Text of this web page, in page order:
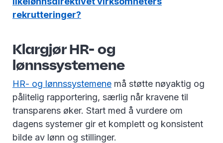
rekrutteringer?
Klargjør HR- og
lønnssystemene
HR- og lønnssystemene må støtte nøyaktig og
pålitelig rapportering, særlig når kravene til
transparens øker. Start med å vurdere om
dagens systemer gir et komplett og konsistent
bilde av lønn og stillinger.